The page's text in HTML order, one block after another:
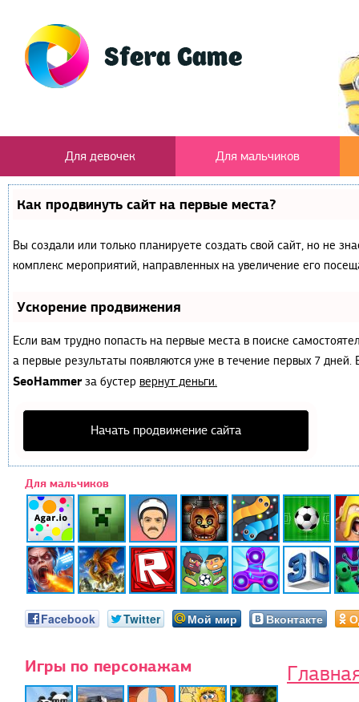
Для девочек Для мальчиков
Как продвинуть сайт на первые места?
Вы создали или только планируете создать свой сайт, но не
комплекс мероприятий, направленных на увеличение его
Ускорение продвижения
Если вам трудно попасть на первые места в поиске
а первые результаты появляются уже в течение первых 7
SeoHammerза бустер вернут деньги.
Начать продвижение сайта
Для мальчиков
Facebook Twitter Мой мир Вконтакте
Игры по персонажам